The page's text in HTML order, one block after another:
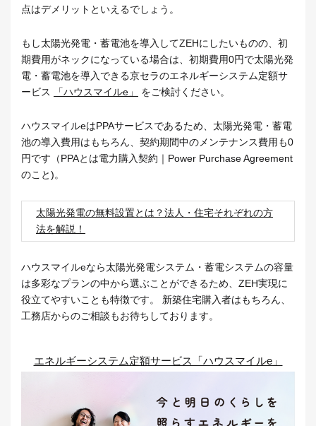
点はデメリットといえるでしょう。
もし太陽光発電・蓄電池を導入してZEHにしたいものの、初
期費用がネックになっている場合は、初期費用0円で太陽光発
電・蓄電池を導入できる京セラのエネルギーシステム定額サ
ービス
「ハウスマイルe」 をご検討ください。
ハウスマイルeはPPAサービスであるため、太陽光発電・蓄電
池の導入費用はもちろん、契約期間中のメンテナンス費用も0
円です（PPAとは電力購入契約｜Power Purchase Agreement
のこと)。
太陽光発電の無料設置とは？法人・住宅それぞれの方
法を解説！
ハウスマイルeなら太陽光発電システム・蓄電システムの容量
は多彩なプランの中から選ぶことができるため、ZEH実現に
役立てやすいことも特徴です。 新築住宅購入者はもちろん、
工務店からのご相談もお待ちしております。
エネルギーシステム定額サービス「ハウスマイルe」